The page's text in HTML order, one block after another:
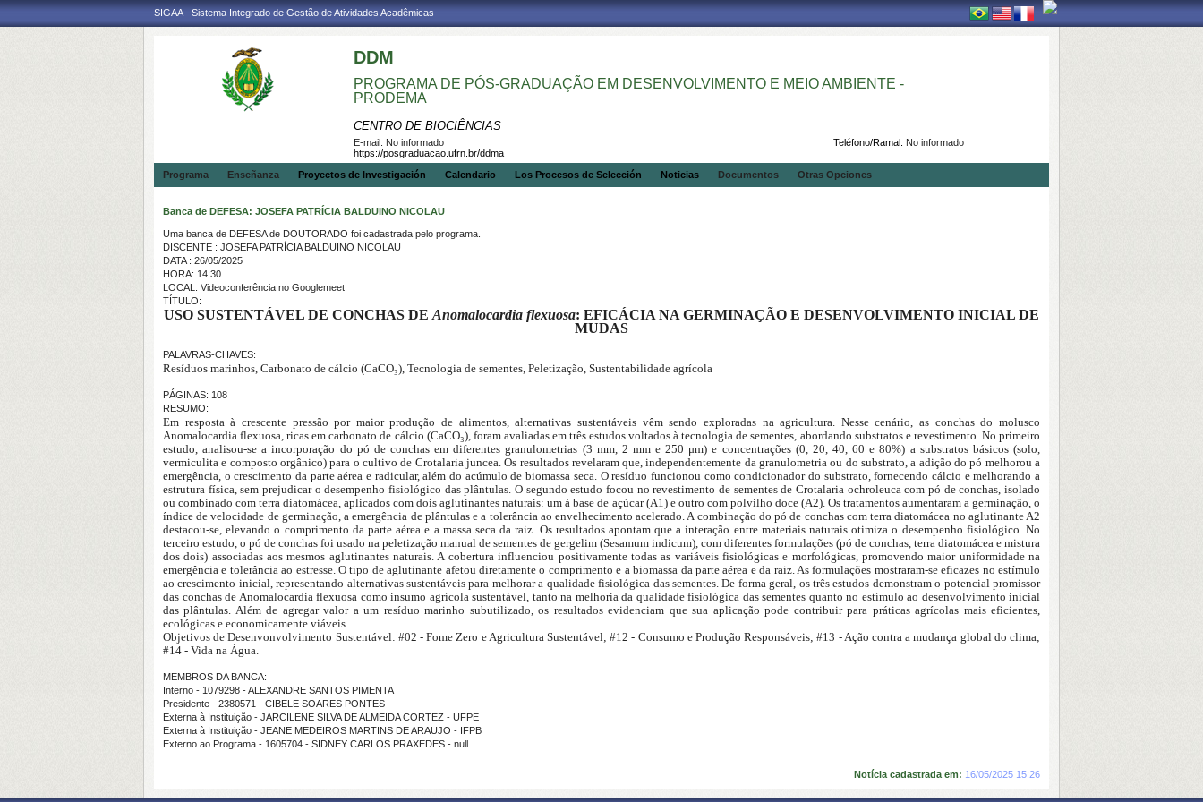
SIGAA - Sistema Integrado de Gestão de Atividades Acadêmicas
DDM
PROGRAMA DE PÓS-GRADUAÇÃO EM DESENVOLVIMENTO E MEIO AMBIENTE -
PRODEMA
CENTRO DE BIOCIÊNCIAS
Teléfono/Ramal: No informado
E-mail: No informado
https://posgraduacao.ufrn.br/ddma
Programa
Enseñanza Proyectos de Investigación Calendario Los Procesos de Selección Noticias Documentos Otras Opciones
Banca de DEFESA: JOSEFA PATRÍCIA BALDUINO NICOLAU
Uma banca de DEFESA de DOUTORADO foi cadastrada pelo programa.
DISCENTE : JOSEFA PATRÍCIA BALDUINO NICOLAU
DATA : 26/05/2025
HORA: 14:30
LOCAL: Videoconferência no Googlemeet
TÍTULO:
USO SUSTENTÁVEL DE CONCHAS DE Anomalocardia flexuosa: EFICÁCIA NA GERMINAÇÃO E DESENVOLVIMENTO INICIAL DE
MUDAS
PALAVRAS-CHAVES:
Resíduos marinhos, Carbonato de cálcio (CaCO₃), Tecnologia de sementes, Peletização, Sustentabilidade agrícola
PÁGINAS: 108
RESUMO:
Em resposta à crescente pressão por maior produção de alimentos, alternativas sustentáveis vêm sendo exploradas na agricultura. Nesse cenário, as conchas do molusco
Anomalocardia flexuosa, ricas em carbonato de cálcio (CaCO₃), foram avaliadas em três estudos voltados à tecnologia de sementes, abordando substratos e revestimento. No primeiro
estudo, analisou-se a incorporação do pó de conchas em diferentes granulometrias (3 mm, 2 mm e 250 μm) e concentrações (0, 20, 40, 60 e 80%) a substratos básicos (solo,
vermiculita e composto orgânico) para o cultivo de Crotalaria juncea. Os resultados revelaram que, independentemente da granulometria ou do substrato, a adição do pó melhorou a
emergência, o crescimento da parte aérea e radicular, além do acúmulo de biomassa seca. O resíduo funcionou como condicionador do substrato, fornecendo cálcio e melhorando a
estrutura física, sem prejudicar o desempenho fisiológico das plântulas. O segundo estudo focou no revestimento de sementes de Crotalaria ochroleuca com pó de conchas, isolado
ou combinado com terra diatomácea, aplicados com dois aglutinantes naturais: um à base de açúcar (A1) e outro com polvilho doce (A2). Os tratamentos aumentaram a germinação, o
índice de velocidade de germinação, a emergência de plântulas e a tolerância ao envelhecimento acelerado. A combinação do pó de conchas com terra diatomácea no aglutinante A2
destacou-se, elevando o comprimento da parte aérea e a massa seca da raiz. Os resultados apontam que a interação entre materiais naturais otimiza o desempenho fisiológico. No
terceiro estudo, o pó de conchas foi usado na peletização manual de sementes de gergelim (Sesamum indicum), com diferentes formulações (pó de conchas, terra diatomácea e mistura
dos dois) associadas aos mesmos aglutinantes naturais. A cobertura influenciou positivamente todas as variáveis fisiológicas e morfológicas, promovendo maior uniformidade na
emergência e tolerância ao estresse. O tipo de aglutinante afetou diretamente o comprimento e a biomassa da parte aérea e da raiz. As formulações mostraram-se eficazes no estímulo
ao crescimento inicial, representando alternativas sustentáveis para melhorar a qualidade fisiológica das sementes. De forma geral, os três estudos demonstram o potencial promissor
das conchas de Anomalocardia flexuosa como insumo agrícola sustentável, tanto na melhoria da qualidade fisiológica das sementes quanto no estímulo ao desenvolvimento inicial
das plântulas. Além de agregar valor a um resíduo marinho subutilizado, os resultados evidenciam que sua aplicação pode contribuir para práticas agrícolas mais eficientes,
ecológicas e economicamente viáveis.
Objetivos de Desenvonvolvimento Sustentável: #02 - Fome Zero e Agricultura Sustentável; #12 - Consumo e Produção Responsáveis; #13 - Ação contra a mudança global do clima;
#14 - Vida na Água.
MEMBROS DA BANCA:
Interno - 1079298 - ALEXANDRE SANTOS PIMENTA
Presidente - 2380571 - CIBELE SOARES PONTES
Externa à Instituição - JARCILENE SILVA DE ALMEIDA CORTEZ - UFPE
Externa à Instituição - JEANE MEDEIROS MARTINS DE ARAUJO - IFPB
Externo ao Programa - 1605704 - SIDNEY CARLOS PRAXEDES - null
Notícia cadastrada em: 16/05/2025 15:26